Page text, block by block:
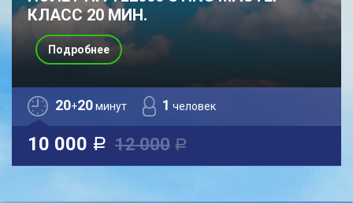
КЛАСС 20 МИН.
20+20минут 1 человек
10 000 a 12 000 a
Подробнее